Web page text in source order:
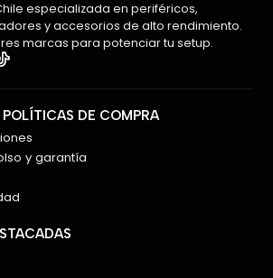
especializada en periféricos,
y accesorios de alto rendimiento.
marcas para potenciar tu setup.
DE COMPRA
y garantía